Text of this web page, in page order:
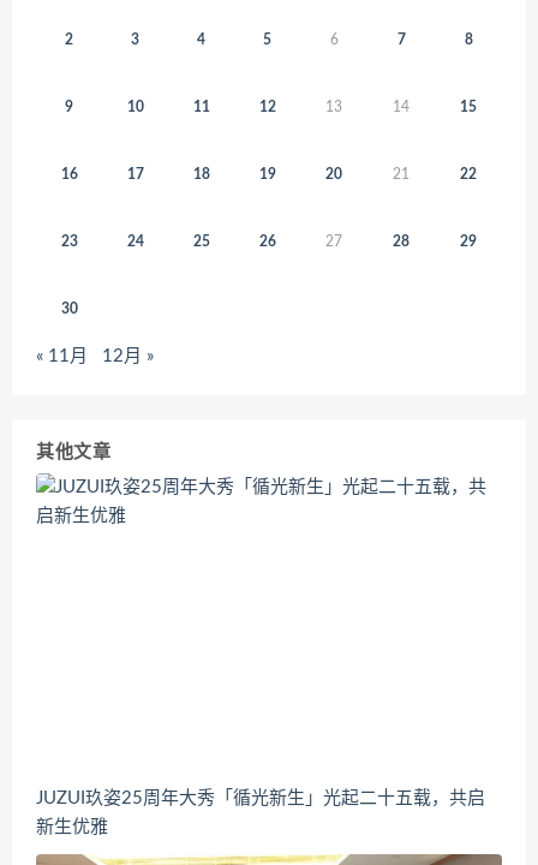
2 3 4 5 6 7 8
9 10 11 12 13 14 15
16 17 18 19 20 21 22
23 24 25 26 27 28 29
30
« 11月 12月 »
其他文章
JUZUI玖姿25周年大秀「循光新生」光起二十五载，共启
新生优雅